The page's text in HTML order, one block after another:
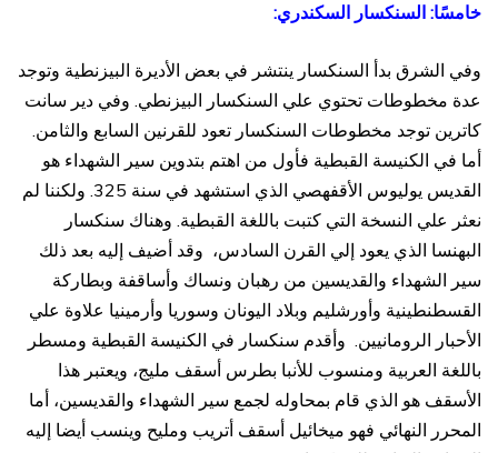
خامسًا: السنكسار السكندري:
وفي الشرق بدأ السنكسار ينتشر في بعض الأديرة البيزنطية وتوجد
عدة مخطوطات تحتوي علي السنكسار البيزنطي. وفي دير سانت
كاترين توجد مخطوطات السنكسار تعود للقرنين السابع والثامن.
أما في الكنيسة القبطية فأول من اهتم بتدوين سير الشهداء هو
القديس يوليوس الأقفهصي الذي استشهد في سنة 325. ولكننا لم
نعثر علي النسخة التي كتبت باللغة القبطية. وهناك سنكسار
البهنسا الذي يعود إلي القرن السادس، وقد أضيف إليه بعد ذلك
سير الشهداء والقديسين من رهبان ونساك وأساقفة وبطاركة
القسطنطينية وأورشليم وبلاد اليونان وسوريا وأرمينيا علاوة علي
الأحبار الرومانيين. وأقدم سنكسار في الكنيسة القبطية ومسطر
باللغة العربية ومنسوب للأنبا بطرس أسقف مليج، ويعتبر هذا
الأسقف هو الذي قام بمحاوله لجمع سير الشهداء والقديسين، أما
المحرر النهائي فهو ميخائيل أسقف أتريب ومليح وينسب أيضا إليه